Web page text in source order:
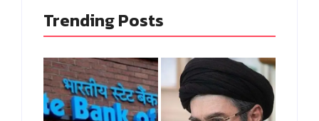
Trending Posts